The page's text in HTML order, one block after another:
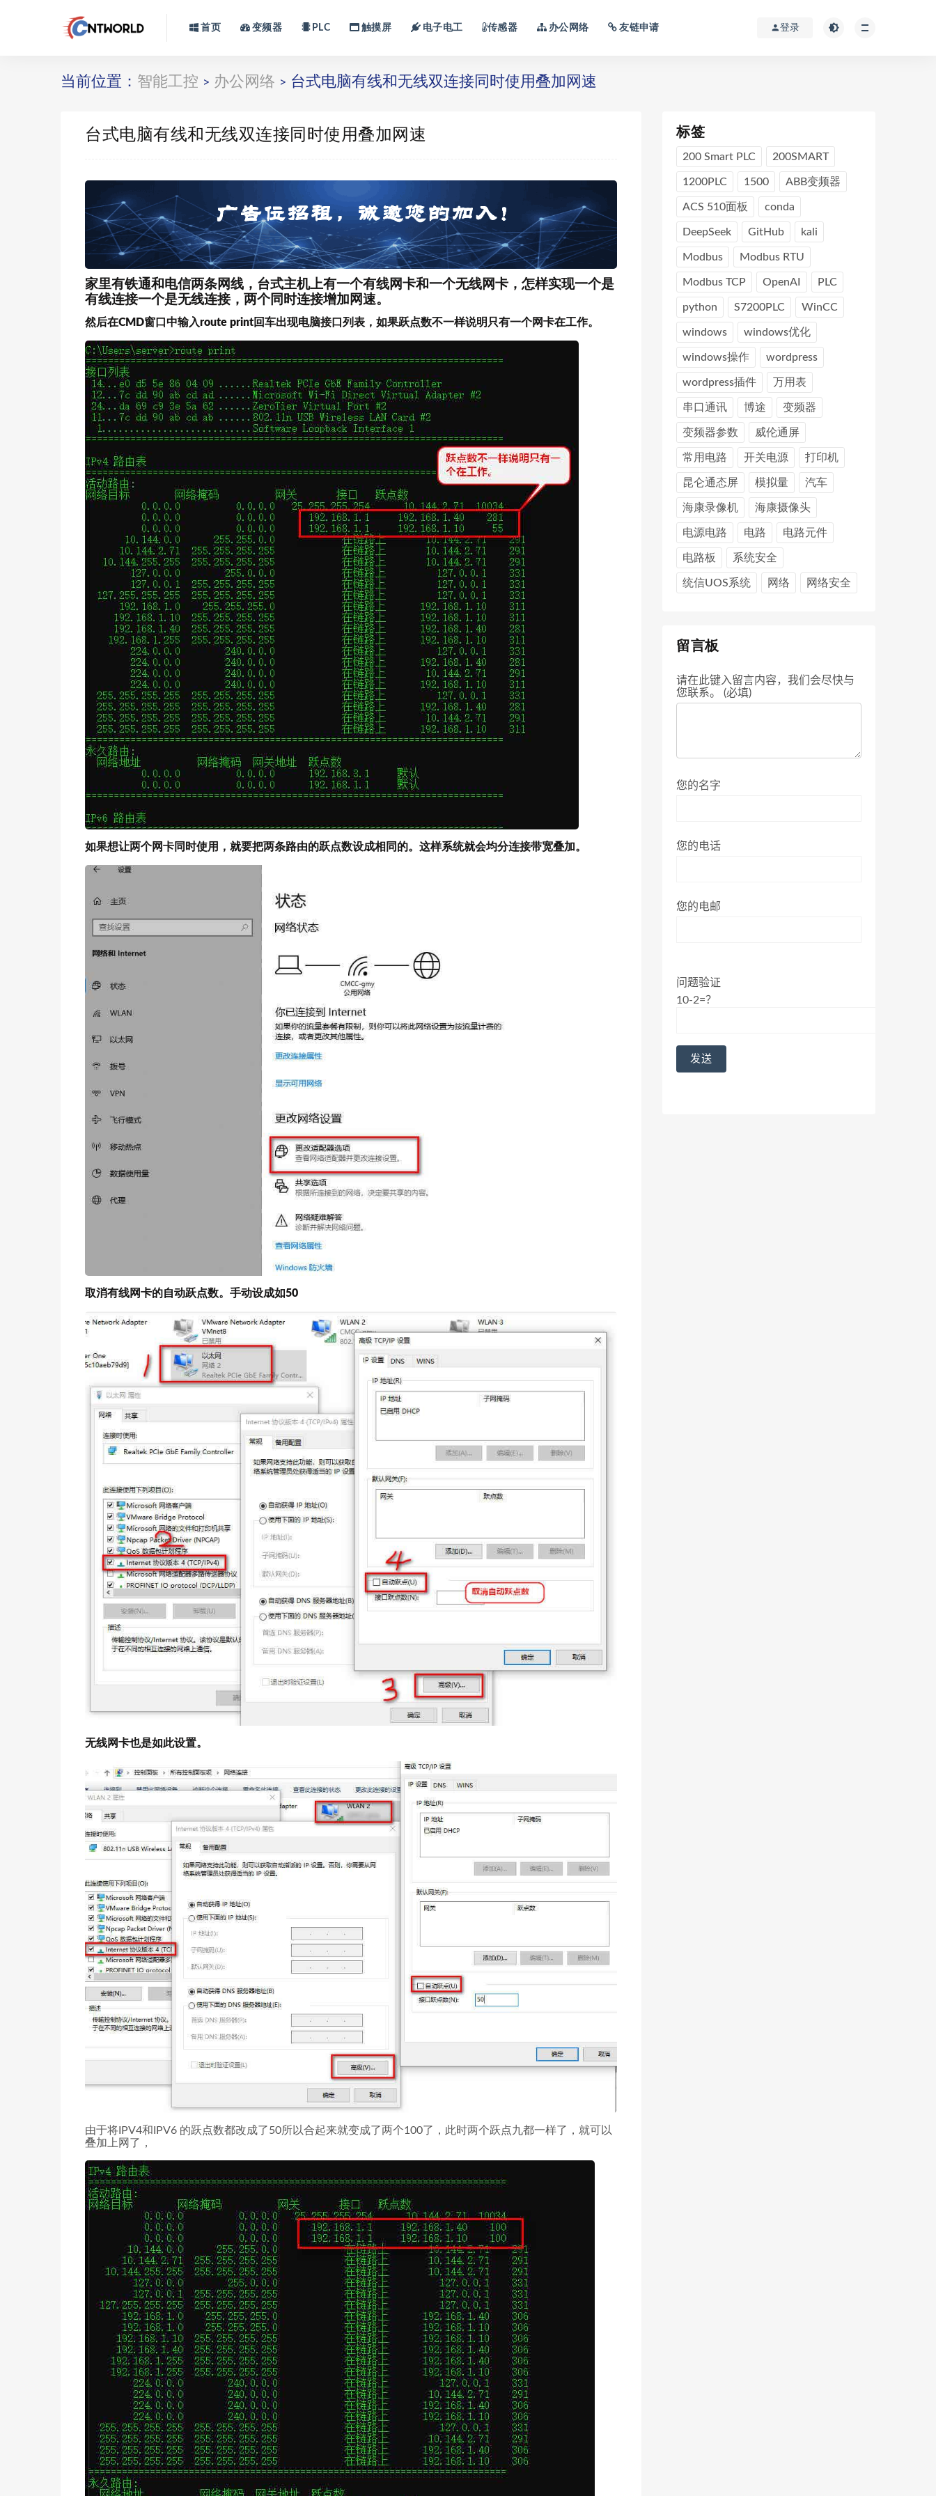
首页 变频器 PLC 触摸屏 电子电工 传感器 办公网络 友链申请 登录
当前位置： 智能工控 > 办公网络 > 台式电脑有线和无线双连接同时使用叠加网速
台式电脑有线和无线双连接同时使用叠加网速
家里有铁通和电信两条网线，台式主机上有一个有线网卡和一个无线网卡，怎样实现一个是
有线连接一个是无线连接，两个同时连接增加网速。
然后在CMD窗口中输入route print回车出现电脑接口列表，如果跃点数不一样说明只有一个网卡在工作。
如果想让两个网卡同时使用，就要把两条路由的跃点数设成相同的。这样系统就会均分连接带宽叠加。
取消有线网卡的自动跃点数。手动设成如50
无线网卡也是如此设置。
由于将IPV4和IPV6 的跃点数都改成了50所以合起来就变成了两个100了，此时两个跃点九都一样了，就可以
叠加上网了，
标签
200 Smart PLC 200SMART
1200PLC 1500 ABB变频器
ACS 510面板 conda
DeepSeek GitHub kali
Modbus Modbus RTU
Modbus TCP OpenAI PLC
python S7200PLC WinCC
windows windows优化
windows操作 wordpress
wordpress插件 万用表
串口通讯 博途 变频器
变频器参数 威伦通屏
常用电路 开关电源 打印机
昆仑通态屏 模拟量 汽车
海康录像机 海康摄像头
电源电路 电路 电路元件
电路板 系统安全
统信UOS系统 网络 网络安全
留言板
请在此键入留言内容，我们会尽快与
您联系。 (必填)
您的名字
您的电话
您的电邮
问题验证
10-2=？